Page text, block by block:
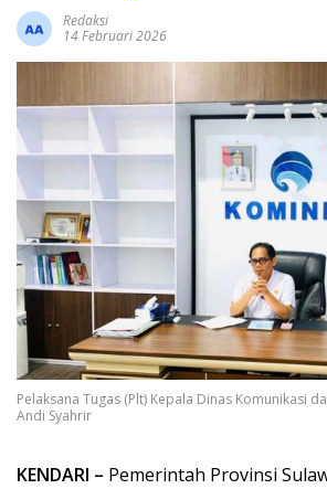
Redaksi
14 Februari 2026
Pelaksana Tugas (Plt) Kepala Dinas Komunikasi
Andi Syahrir
KENDARI – Pemerintah Provinsi